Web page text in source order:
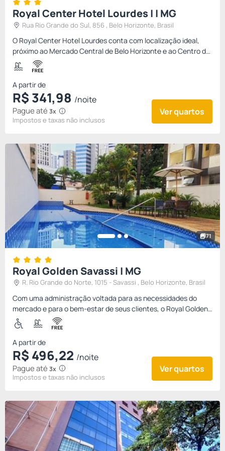
Royal Center Hotel Lourdes | | MG
Rua Rio Grande do Sul, 856 , Belo Horizonte, Brasil
O Royal Center Hotel Lourdes conta com localização ideal,
próximo ao Mercado Central de Belo Horizonte e ao Centro de
Convenções MInascentro, próximo ao Fórum e Justiça do
Trabalho...
A partir de
R$ 341,98 /noite
Impostos e taxas não inclusos
Pague até 3x Ver quartos
71
Royal Golden Savassi | MG
R. Rio Grande do Norte, 1015 - Savassi , Belo Horizonte, Brasil
Com uma administração voltada para as necessidades do
mercado e para o bem-estar de seus clientes, o Royal Golden
Savassi oferece o melhor em hospedagens e eventos. O Royal
Golden...
A partir de
R$ 496,22 /noite
Impostos e taxas não inclusos
Pague até 3x Ver quartos